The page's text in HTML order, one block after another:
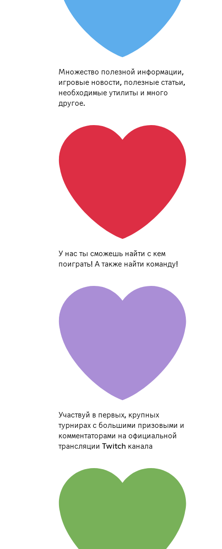
Множество полезной информации,
игровые новости, полезные статьи,
необходимые утилиты и много
другое.
У нас ты сможешь найти с кем
поиграть! А также найти команду!
Участвуй в первых, крупных
турнирах с большими призовыми и
комментаторами на официальной
трансляции Twitch канала